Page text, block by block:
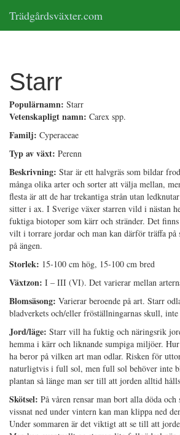
Trädgårdsväxter.com
Starr
Populärnamn: Starr
Vetenskapligt namn: Carex spp.
Familj: Cyperaceae
Typ av växt: Perenn
Beskrivning: Star är ett halvgräs som bildar
många olika arter och sorter att välja mellan,
flesta är att de har trekantiga strån utan
sitter i ax. I Sverige växer starren vild i nästan
fuktiga biotoper som kärr och stränder. Det
vilt i torrare jordar och man kan därför träffa på
på ängen.
Storlek: 15-100 cm hög, 15-100 cm bred
Växtzon: I – III (VI). Det varierar mellan
Blomsäsong: Varierar beroende på art. Starr
bladverkets och/eller fröställningarnas skull,
Jord/läge: Starr vill ha fuktig och näringsrik
hemma i kärr och liknande sumpiga miljöer.
ha beror på vilken art man odlar. Risken för
naturligtvis i full sol, men full sol behöver inte
plantan så länge man ser till att jorden alltid
Skötsel: På våren rensar man bort alla döda
vissnat ned under vintern kan man klippa ned
Under sommaren är det viktigt att se till att